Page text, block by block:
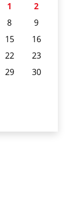
1
2
8
9
15
16
22
23
29
30